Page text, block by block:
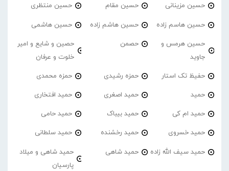
حسین مزینانی حسین مقام حسین منتظری
حسین هاسم زاده حسین هاشم زاده حسین هاشمی
حسین هرمس و
جاوید
حصمن
حصین و شایع و امیر
خلوت و عرفان
حفیظ تک استار حمزه رشیدی حمزه محمدی
حمید حمید اصغری حمید افتخاری
حمید ام کی حمید بیباک حمید حامی
حمید خسروی حمید رخشنده حمید سلطانی
حمید سیف الله زاده حمید شاهی
حمید شاهی و میلاد
پارسیان